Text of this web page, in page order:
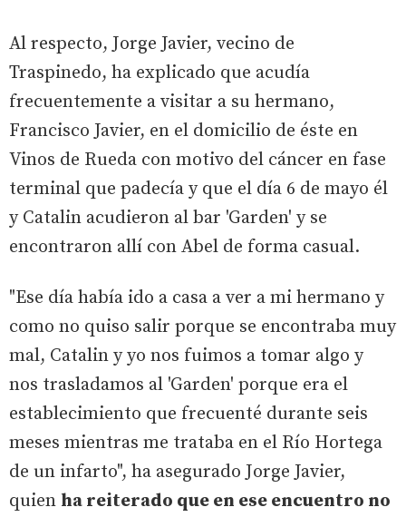
Al respecto, Jorge Javier, vecino de
Traspinedo, ha explicado que acudía
frecuentemente a visitar a su hermano,
Francisco Javier, en el domicilio de éste en
Vinos de Rueda con motivo del cáncer en fase
terminal que padecía y que el día 6 de mayo él
y Catalin acudieron al bar 'Garden' y se
encontraron allí con Abel de forma casual.
"Ese día había ido a casa a ver a mi hermano y
como no quiso salir porque se encontraba muy
mal, Catalin y yo nos fuimos a tomar algo y
nos trasladamos al 'Garden' porque era el
establecimiento que frecuenté durante seis
meses mientras me trataba en el Río Hortega
de un infarto", ha asegurado Jorge Javier,
quien ha reiterado que en ese encuentro no